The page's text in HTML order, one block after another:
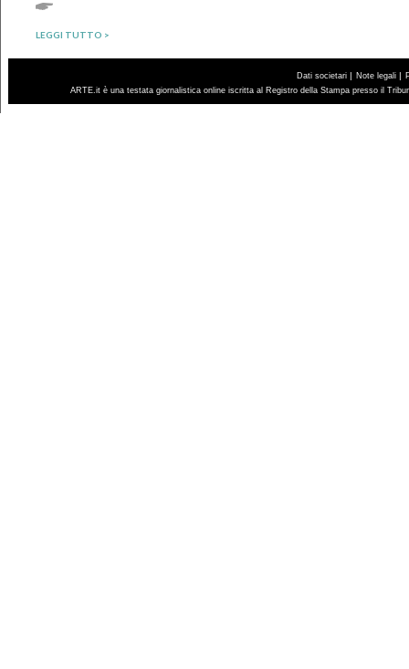
LEGGI TUTTO >
Dati societari | Note legali |
ARTE.it è una testata giornalistica online iscritta al Registro della Stampa presso il